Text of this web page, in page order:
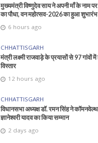
मुख्यमंत्री विष्णुदेव साय ने अपनी माँ के नाम
का पौधा, वन महोत्सव-2026 का हुआ शुभारंभ
6 hours ago
CHHATTISGARH
मंत्री लक्ष्मी राजवाड़े के प्रयासों से 97 गांवों में
विस्तार
12 hours ago
CHHATTISGARH
विधानसभा अध्यक्ष डॉ. रमन सिंह ने
ज्ञानेश्वरी यादव का किया सम्मान
2 days ago